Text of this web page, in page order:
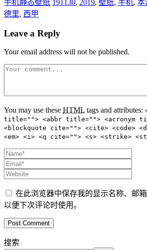
手机静态壁纸 191130, 2019, 壁纸, 手机, 本
德里, 西甲
Leave a Reply
Your email address will not be published.
You may use these HTML tags and attributes:
title=""> <abbr title=""> <acronym
<blockquote cite=""> <cite> <code>
<em> <i> <q cite=""> <s> <strike>
在此浏览器中保存我的显示名称、邮箱
以便下次评论时使用。
搜索